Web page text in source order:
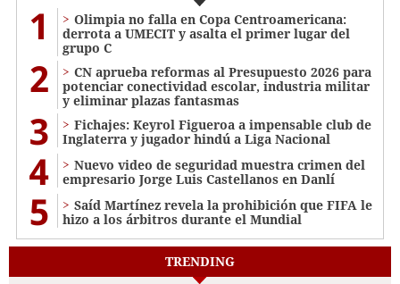
1
Olimpia no falla en Copa Centroamericana:
derrota a UMECIT y asalta el primer lugar del
grupo C
2
CN aprueba reformas al Presupuesto 2026 para
potenciar conectividad escolar, industria militar
y eliminar plazas fantasmas
3
Fichajes: Keyrol Figueroa a impensable club de
Inglaterra y jugador hindú a Liga Nacional
4
Nuevo video de seguridad muestra crimen del
empresario Jorge Luis Castellanos en Danlí
5
Saíd Martínez revela la prohibición que FIFA le
hizo a los árbitros durante el Mundial
TRENDING